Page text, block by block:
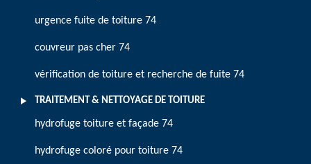
urgence fuite de toiture 74
couvreur pas cher 74
vérification de toiture et recherche de fuite 74
TRAITEMENT & NETTOYAGE DE TOITURE
hydrofuge toiture et façade 74
hydrofuge coloré pour toiture 74